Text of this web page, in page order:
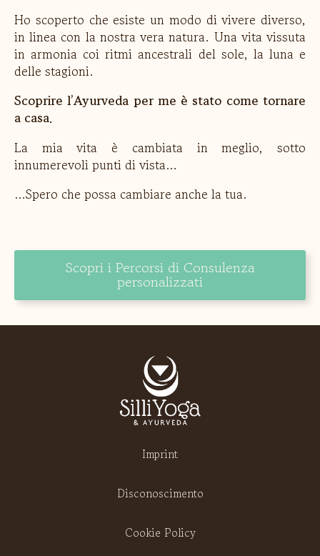
Ho scoperto che esiste un modo di vivere diverso,
in linea con la nostra vera natura. Una vita vissuta
in armonia coi ritmi ancestrali del sole, la luna e
delle stagioni.
Scoprire l’Ayurveda per me è stato come tornare
a casa.
La mia vita è cambiata in meglio, sotto
innumerevoli punti di vista…
…Spero che possa cambiare anche la tua.
Scopri i Percorsi di Consulenza
personalizzati
Imprint
Disconoscimento
Cookie Policy